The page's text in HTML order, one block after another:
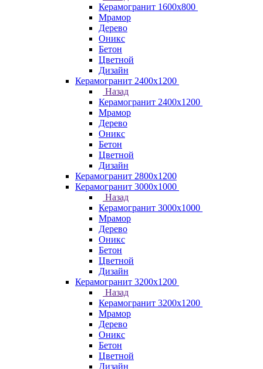
Керамогранит 1600х800
Мрамор
Дерево
Оникс
Бетон
Цветной
Дизайн
Керамогранит 2400х1200
Назад
Керамогранит 2400х1200
Мрамор
Дерево
Оникс
Бетон
Цветной
Дизайн
Керамогранит 2800x1200
Керамогранит 3000х1000
Назад
Керамогранит 3000х1000
Мрамор
Дерево
Оникс
Бетон
Цветной
Дизайн
Керамогранит 3200х1200
Назад
Керамогранит 3200х1200
Мрамор
Дерево
Оникс
Бетон
Цветной
Дизайн